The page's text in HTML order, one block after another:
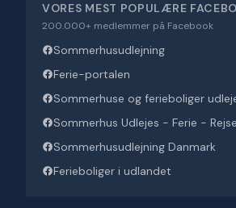
VORES MEST POPULÆRE
200.000+ medlemmer på Facebook
Sommerhusudlejning
Ferie-portalen
Sommerhuse og ferieboliger
Sommerhus Udlejes - Ferie -
Sommerhusudlejning Danmark
Ferieboliger i udlandet